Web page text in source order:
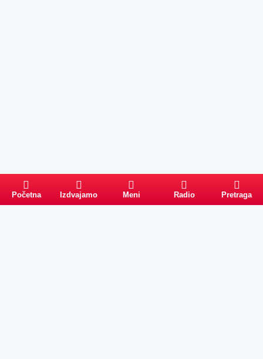
Početna Izdvajamo Meni Radio Pretraga